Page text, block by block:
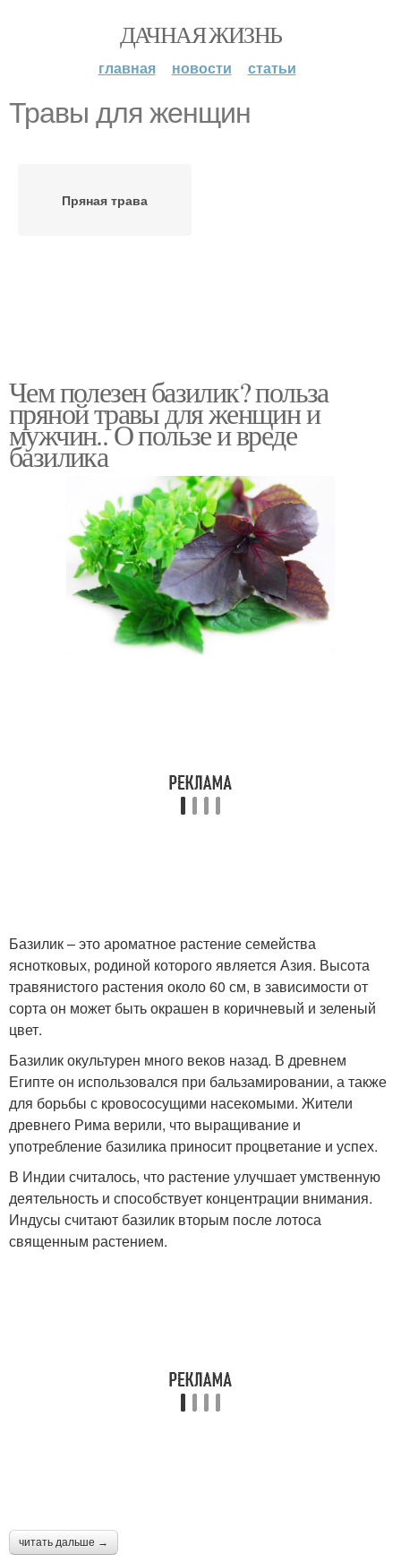
ДАЧНАЯ ЖИЗНЬ
главная новости статьи
Травы для женщин
Пряная трава
Чем полезен базилик? польза
пряной травы для женщин и
мужчин.. О пользе и вреде
базилика
Базилик – это ароматное растение семейства
яснотковых, родиной которого является Азия. Высота
травянистого растения около 60 см, в зависимости от
сорта он может быть окрашен в коричневый и зеленый
цвет.
Базилик окультурен много веков назад. В древнем
Египте он использовался при бальзамировании, а также
для борьбы с кровососущими насекомыми. Жители
древнего Рима верили, что выращивание и
употребление базилика приносит процветание и успех.
В Индии считалось, что растение улучшает умственную
деятельность и способствует концентрации внимания.
Индусы считают базилик вторым после лотоса
священным растением.
читать дальше →